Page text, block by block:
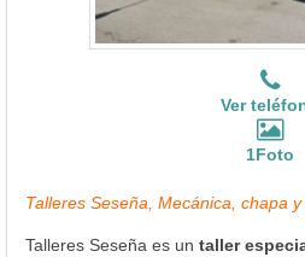
Ver
1Foto
Talleres Seseña, Mecánica, chapa
Talleres Seseña es un taller